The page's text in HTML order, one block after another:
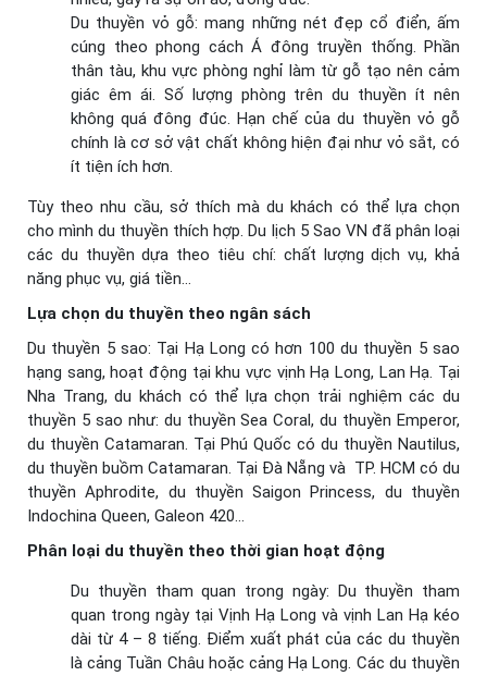
Du thuyền vỏ gỗ: mang những nét đẹp cổ điển, ấm
cúng theo phong cách Á đông truyền thống. Phần
thân tàu, khu vực phòng nghỉ làm từ gỗ tạo nên cảm
giác êm ái. Số lượng phòng trên du thuyền ít nên
không quá đông đúc. Hạn chế của du thuyền vỏ gỗ
chính là cơ sở vật chất không hiện đại như vỏ sắt, có
ít tiện ích hơn.
Tùy theo nhu cầu, sở thích mà du khách có thể lựa chọn
cho mình du thuyền thích hợp. Du lịch 5 Sao VN đã phân loại
các du thuyền dựa theo tiêu chí: chất lượng dịch vụ, khả
năng phục vụ, giá tiền…
Lựa chọn du thuyền theo ngân sách
Du thuyền 5 sao: Tại Hạ Long có hơn 100 du thuyền 5 sao
hạng sang, hoạt động tại khu vực vịnh Hạ Long, Lan Hạ. Tại
Nha Trang, du khách có thể lựa chọn trải nghiệm các du
thuyền 5 sao như: du thuyền Sea Coral, du thuyền Emperor,
du thuyền Catamaran. Tại Phú Quốc có du thuyền Nautilus,
du thuyền buồm Catamaran. Tại Đà Nẵng và TP. HCM có du
thuyền Aphrodite, du thuyền Saigon Princess, du thuyền
Indochina Queen, Galeon 420…
Phân loại du thuyền theo thời gian hoạt động
Du thuyền tham quan trong ngày: Du thuyền tham
quan trong ngày tại Vịnh Hạ Long và vịnh Lan Hạ kéo
dài từ 4 – 8 tiếng. Điểm xuất phát của các du thuyền
là cảng Tuần Châu hoặc cảng Hạ Long. Các du thuyền